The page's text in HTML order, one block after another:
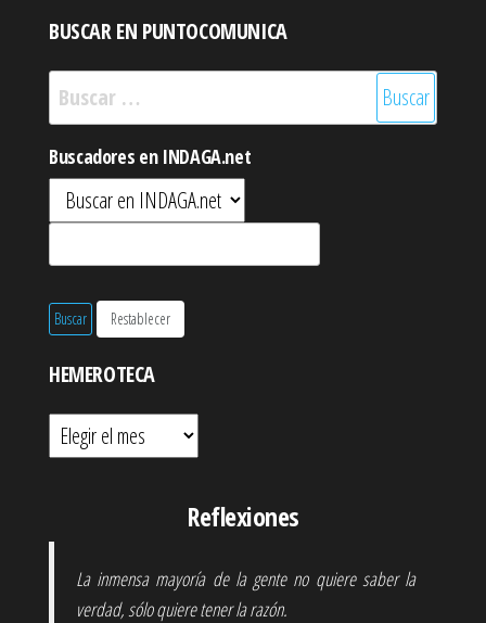
BUSCAR EN PUNTOCOMUNICA
Buscar:
Buscadores en INDAGA.net
HEMEROTECA
Hemeroteca
Reflexiones
La inmensa mayoría de la gente no quiere saber la
verdad, sólo quiere tener la razón.